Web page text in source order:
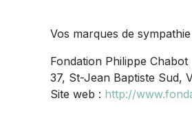
Vos marques de
Fondation Philippe Chabot
37, St-Jean Baptiste Sud,
Site web : http://